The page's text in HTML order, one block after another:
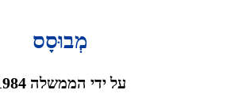
מְבוּסָס
1984 על ידי הממשלה